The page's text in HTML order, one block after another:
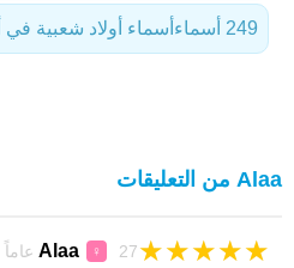
أسماء أولاد شعبية في 249 أسماء
Alaa من التعليقات
Alaa ♀ 27 عاماً 24-10-2014 ★
★
★
★
★